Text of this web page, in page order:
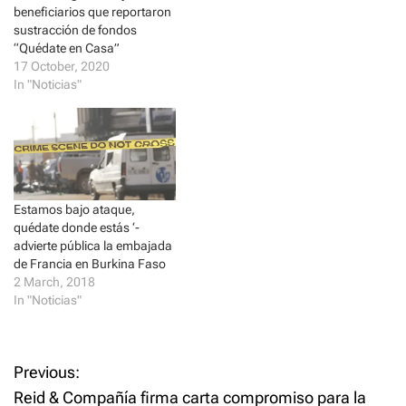
n
e
w
w
i
n
d
o
n
n
e
w
w
i
o
beneficiarios que reportaron
sustracción de fondos
“Quédate en Casa”
17 October, 2020
In "Noticias"
Estamos bajo ataque,
quédate donde estás ‘-
advierte pública la embajada
de Francia en Burkina Faso
2 March, 2018
In "Noticias"
P
Previous:
Reid & Compañía firma carta compromiso para la